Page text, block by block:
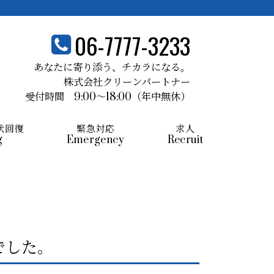
06-7777-3233
あなたに寄り添う、 チカラになる。
株式会社クリーンパートナー
受付時間 9:00～18:00 （年中無休）
回復 緊急対応
Emergency
求人
Recruit
た。